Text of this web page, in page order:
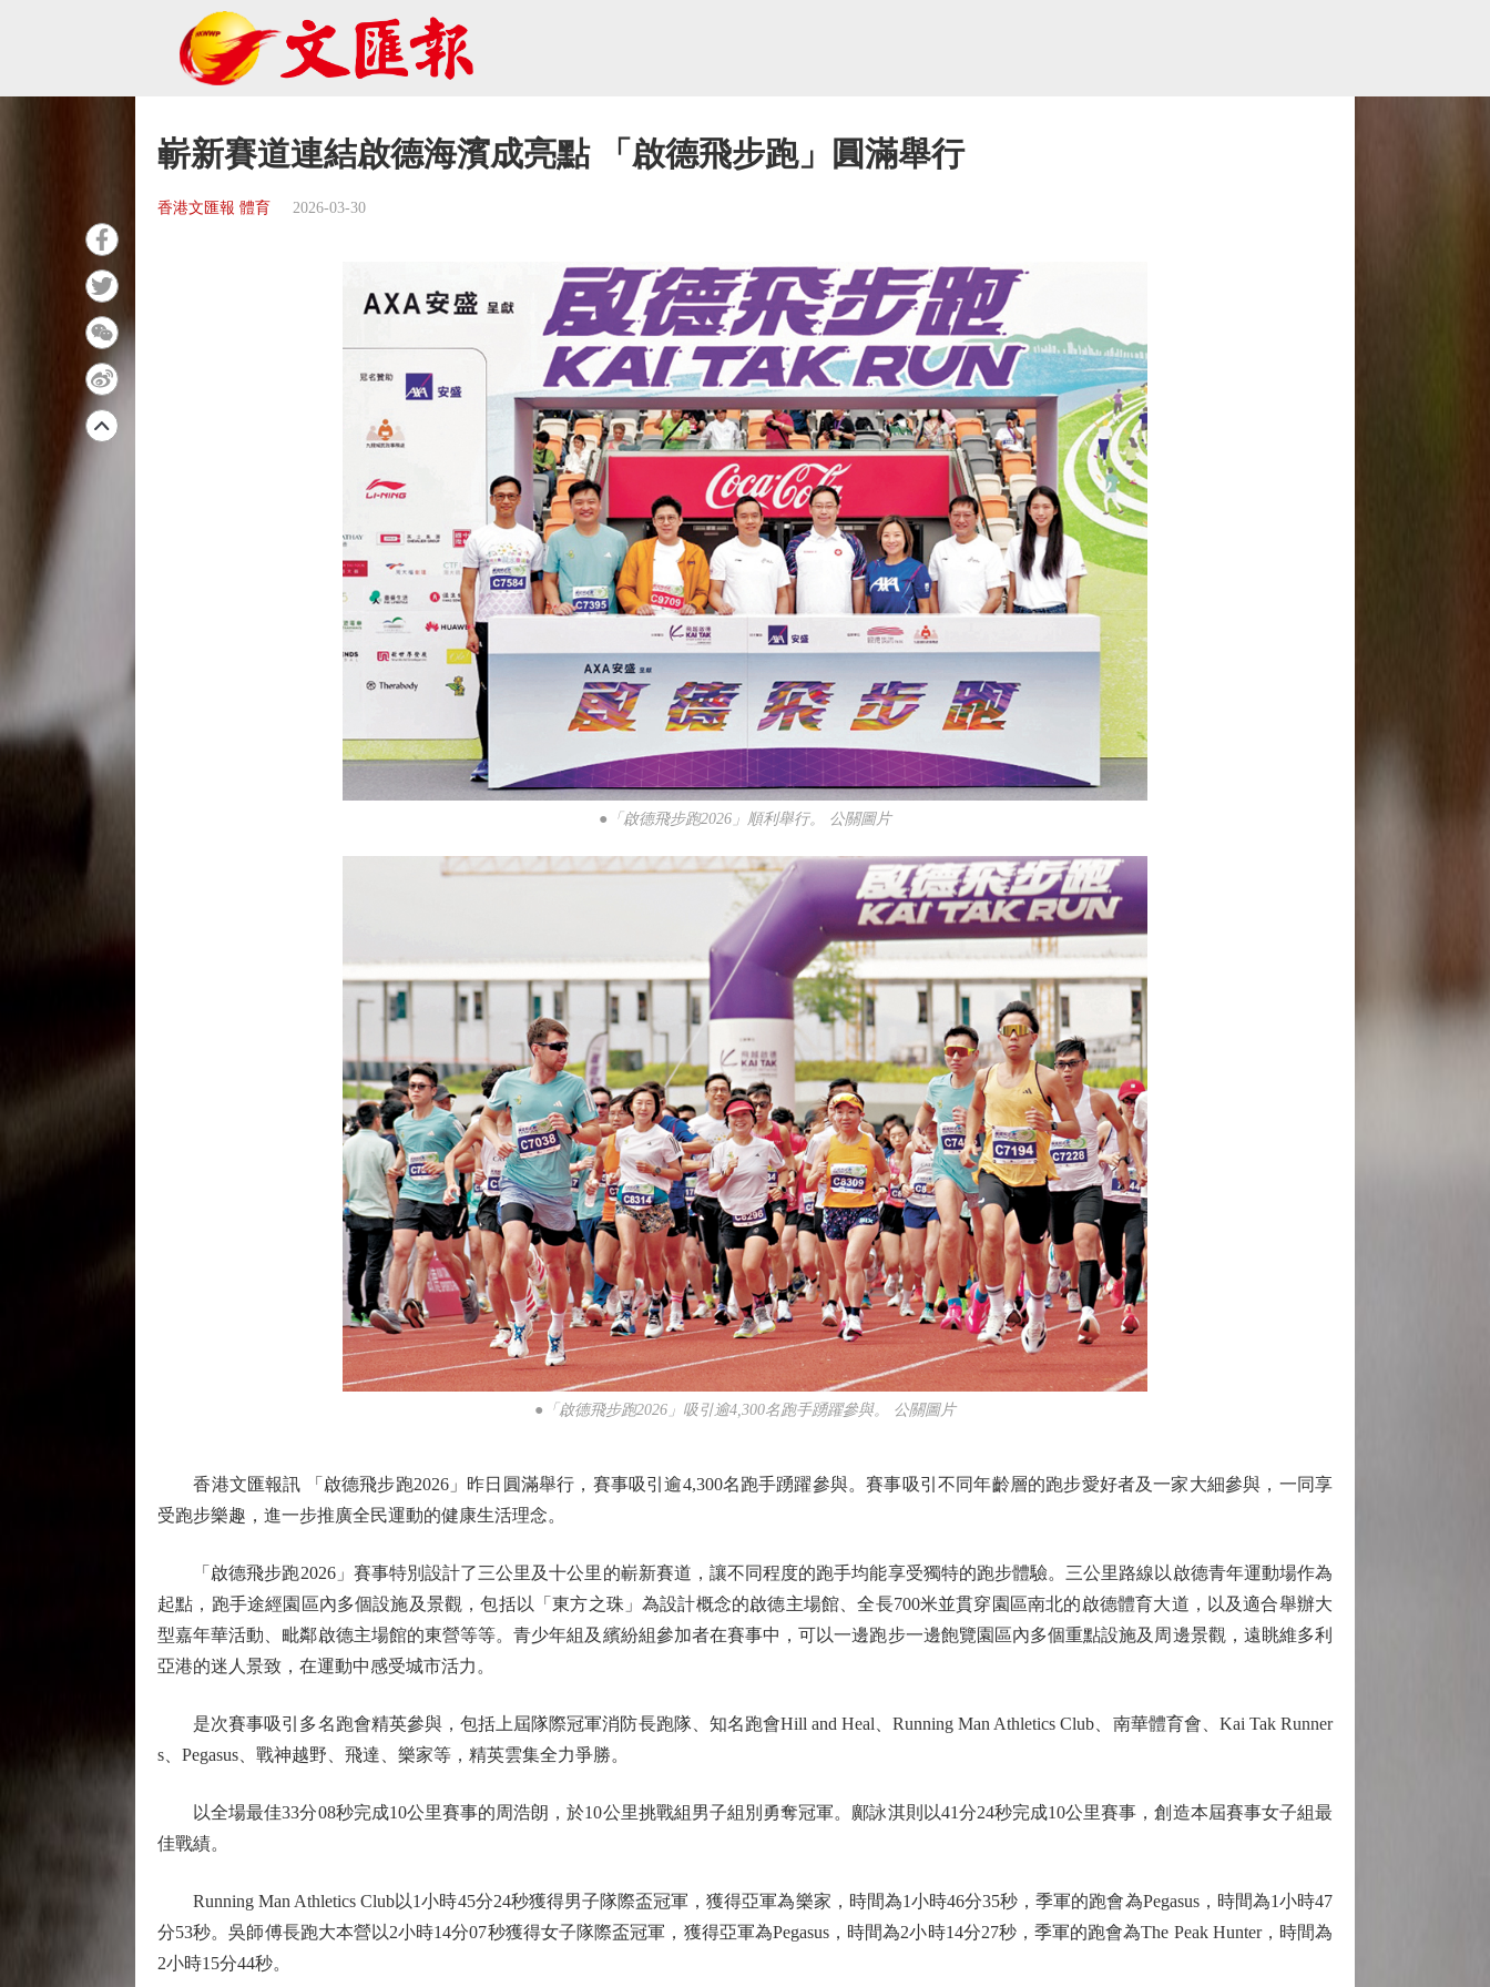
嶄新賽道連結啟德海濱成亮點 「啟德飛步跑」圓滿舉行
香港文匯報 體育 2026-03-30
●「啟德飛步跑2026」順利舉行。 公關圖片
●「啟德飛步跑2026」吸引逾4,300名跑手踴躍參與。 公關圖片
香港文匯報訊 「啟德飛步跑2026」昨日圓滿舉行，賽事吸引逾4,300名跑手踴躍參與。賽事吸引不同年齡層的跑步愛好者及一家大細參與，一同享
受跑步樂趣，進一步推廣全民運動的健康生活理念。
「啟德飛步跑2026」賽事特別設計了三公里及十公里的嶄新賽道，讓不同程度的跑手均能享受獨特的跑步體驗。三公里路線以啟德青年運動場作為
起點，跑手途經園區內多個設施及景觀，包括以「東方之珠」為設計概念的啟德主場館、全長700米並貫穿園區南北的啟德體育大道，以及適合舉辦大
型嘉年華活動、毗鄰啟德主場館的東營等等。青少年組及繽紛組參加者在賽事中，可以一邊跑步一邊飽覽園區內多個重點設施及周邊景觀，遠眺維多利
亞港的迷人景致，在運動中感受城市活力。
是次賽事吸引多名跑會精英參與，包括上屆隊際冠軍消防長跑隊、知名跑會Hill and Heal、Running Man Athletics Club、南華體育會、Kai Tak Runner
s、Pegasus、戰神越野、飛達、樂家等，精英雲集全力爭勝。
以全場最佳33分08秒完成10公里賽事的周浩朗，於10公里挑戰組男子組別勇奪冠軍。鄺詠淇則以41分24秒完成10公里賽事，創造本屆賽事女子組最
佳戰績。
Running Man Athletics Club以1小時45分24秒獲得男子隊際盃冠軍，獲得亞軍為樂家，時間為1小時46分35秒，季軍的跑會為Pegasus，時間為1小時47
分53秒。吳師傅長跑大本營以2小時14分07秒獲得女子隊際盃冠軍，獲得亞軍為Pegasus，時間為2小時14分27秒，季軍的跑會為The Peak Hunter，時間為
2小時15分44秒。